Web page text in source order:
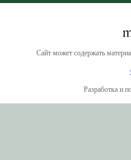
Сайт может содержать
Разработка